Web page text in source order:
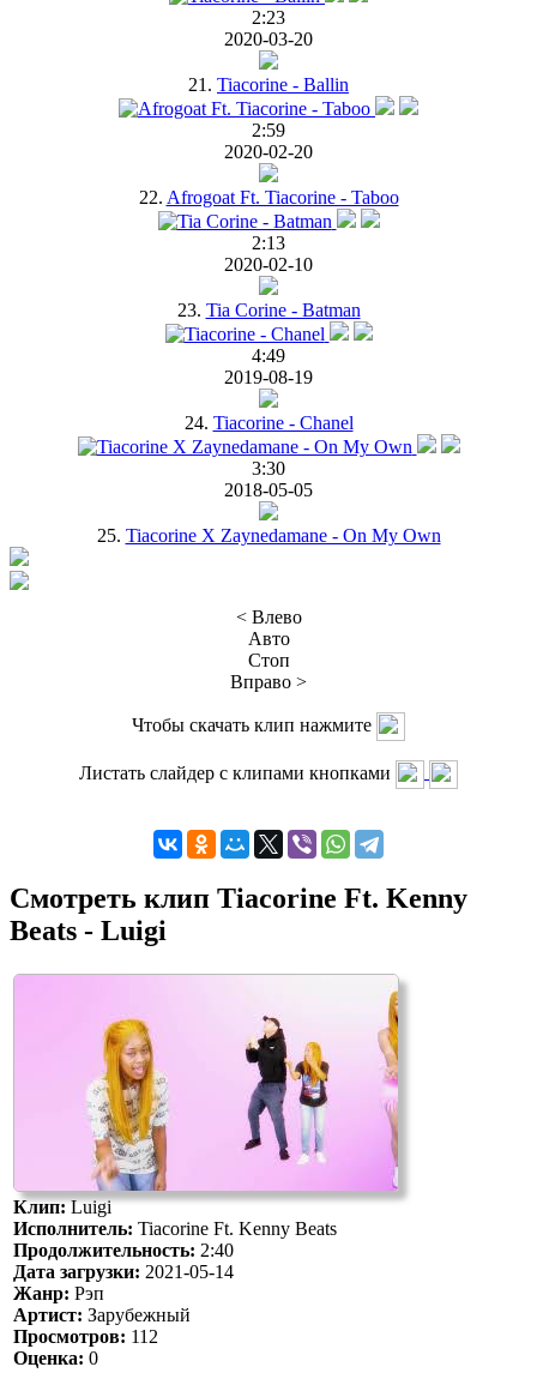
2:23
2020-03-20
21. Tiacorine - Ballin
2:59
2020-02-20
22. Afrogoat Ft. Tiacorine - Taboo
2:13
2020-02-10
23. Tia Corine - Batman
4:49
2019-08-19
24. Tiacorine - Chanel
3:30
2018-05-05
25. Tiacorine X Zaynedamane - On My Own
< Влево
Авто
Стоп
Вправо >
Чтобы скачать клип нажмите
Листать слайдер с клипами кнопками
Смотреть клип Tiacorine Ft. Kenny
Beats - Luigi
Клип:Luigi
Исполнитель: Tiacorine Ft. Kenny Beats
Продолжительность: 2:40
Дата загрузки: 2021-05-14
Жанр: Рэп
Артист: Зарубежный
Просмотров: 112
Оценка: 0